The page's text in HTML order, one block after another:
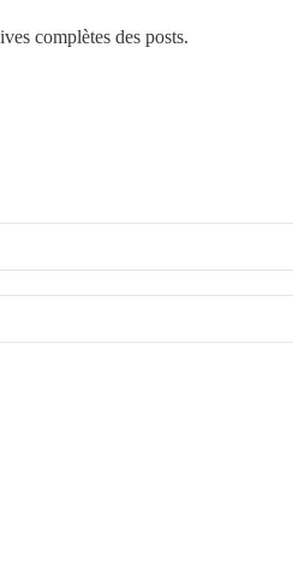
complètes des posts.